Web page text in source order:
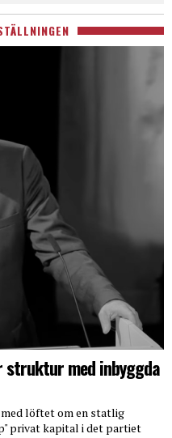
struktur med inbyggda
med löftet om en statlig
privat kapital i det partiet